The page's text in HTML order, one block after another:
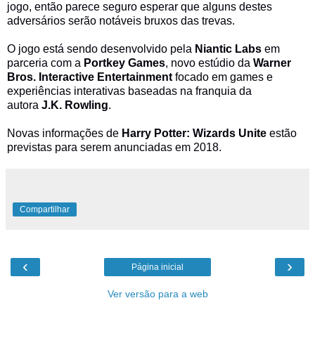
jogo, então parece seguro esperar que alguns destes
adversários serão notáveis bruxos das trevas.
O jogo está sendo desenvolvido pela Niantic Labs em
parceria com a Portkey Games, novo estúdio da Warner
Bros. Interactive Entertainment focado em games e
experiências interativas baseadas na franquia da
autora J.K. Rowling.
Novas informações de Harry Potter: Wizards Unite estão
previstas para serem anunciadas em 2018.
Compartilhar
‹ ›
Página inicial
Ver versão para a web